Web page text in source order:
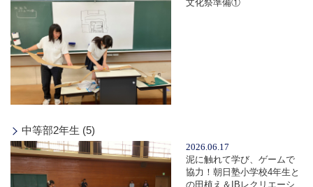
文化祭準備①
中等部2年生 (5)
2026.06.17
泥に触れて学び、ゲームで
協力！朝日塾小学校4年生と
の田植え＆IBレクリエーシ